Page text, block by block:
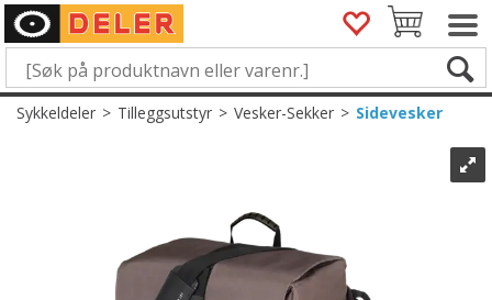
Sykkeldeler>Tilleggsutstyr>Vesker-Sekker>Sidevesker